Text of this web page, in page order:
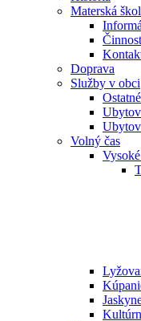
Materská
Doprava
Služby v obci
Volný čas